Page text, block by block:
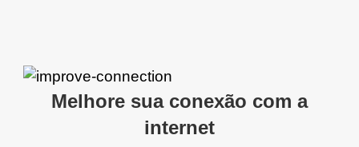
Melhore sua conexão com a
internet